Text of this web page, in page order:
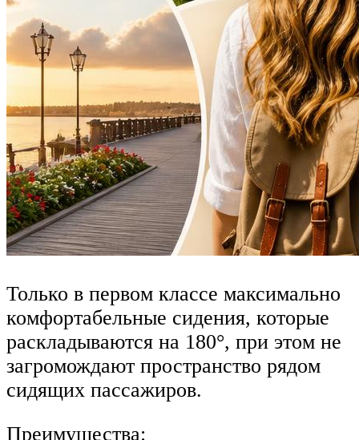
Только в первом классе максимально
комфортабельные сидения, которые
раскладываются на 180°, при этом не
загромождают пространство рядом
сидящих пассажиров.
Преимущества: